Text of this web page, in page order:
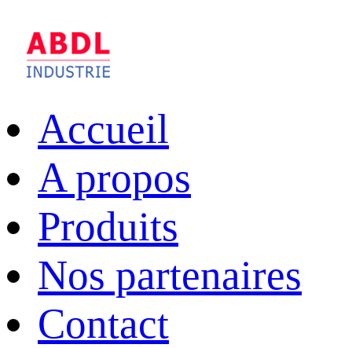
Accueil
A propos
Produits
Nos partenaires
Contact